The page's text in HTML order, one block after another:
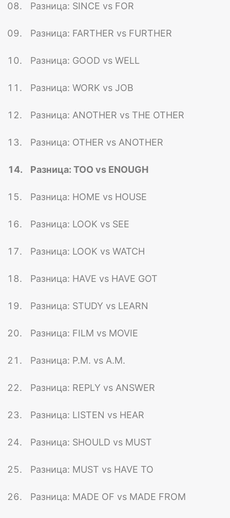
Разница: SINCE vs FOR
Разница: FARTHER vs FURTHER
Разница: GOOD vs WELL
Разница: WORK vs JOB
Разница: ANOTHER vs THE OTHER
Разница: OTHER vs ANOTHER
Разница: TOO vs ENOUGH
Разница: HOME vs HOUSE
Разница: LOOK vs SEE
Разница: LOOK vs WATCH
Разница: HAVE vs HAVE GOT
Разница: STUDY vs LEARN
Разница: FILM vs MOVIE
Разница: P.M. vs A.M.
Разница: REPLY vs ANSWER
Разница: LISTEN vs HEAR
Разница: SHOULD vs MUST
Разница: MUST vs HAVE TO
Разница: MADE OF vs MADE FROM